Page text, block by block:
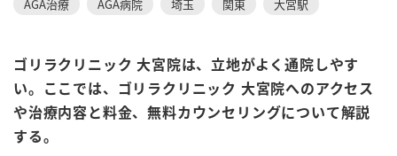
AGA治療 AGA病院 埼玉 関東 大宮駅
ゴリラクリニック 大宮院は、立地がよく通院しやす
い。ここでは、ゴリラクリニック 大宮院へのアクセス
や治療内容と料金、無料カウンセリングについて解説
する。